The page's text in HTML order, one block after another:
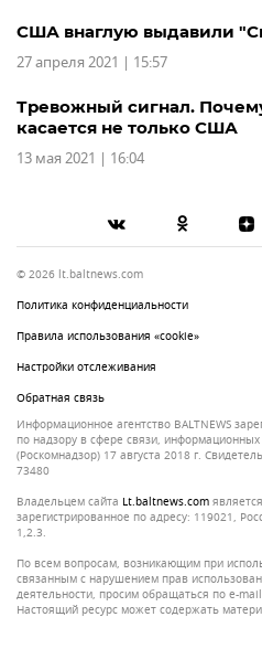
США внаглую выдавили
27 апреля 2021 | 15:57
Тревожный сигнал.
касается не только США
13 мая 2021 | 16:04
© 2026 lt.baltnews.com
Политика конфиденциальности
Правила использования «cookie»
Настройки отслеживания
Обратная связь
Информационное агентство BALTNEWS
по надзору в сфере связи,
(Роскомнадзор) 17 августа 2018 г.
73480
Владельцем сайта lt.baltnews.com
зарегистрированное по адресу: 119021,
1,2.3.
По всем вопросам, возникающим при
связанным с нарушением прав
деятельности, просим обращаться по e-
Настоящий ресурс может содержать